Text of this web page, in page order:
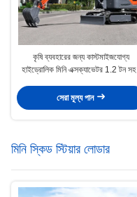
কৃষি ব্যবহারের জন্য কাস্টমাইজযোগ্য
হাইড্রোলিক মিনি এক্সক্যাভেটর 1.2 টন সহজ
সেরা মূল্য পান
মিনি স্কিড স্টিয়ার লোডার